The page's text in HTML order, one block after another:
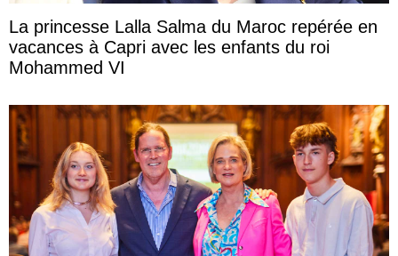
La princesse Lalla Salma du Maroc repérée en
vacances à Capri avec les enfants du roi
Mohammed VI